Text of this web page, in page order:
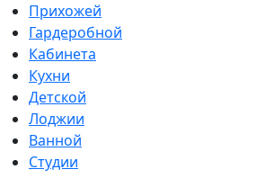
Прихожей
Гардеробной
Кабинета
Кухни
Детской
Лоджии
Ванной
Студии